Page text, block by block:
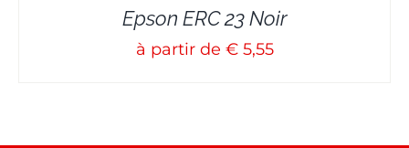
Epson ERC 23 Noir
à partir de € 5,55